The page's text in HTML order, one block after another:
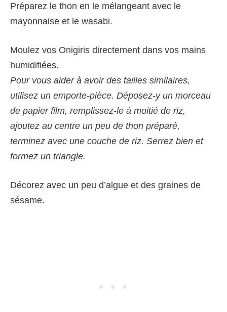
Préparez le thon en le mélangeant avec le
mayonnaise et le wasabi.
Moulez vos Onigiris directement dans vos mains
humidifiées.
Pour vous aider à avoir des tailles similaires,
utilisez un emporte-pièce. Déposez-y un morceau
de papier film, remplissez-le à moitié de riz,
ajoutez au centre un peu de thon préparé,
terminez avec une couche de riz. Serrez bien et
formez un triangle.
Décorez avec un peu d’algue et des graines de
sésame.